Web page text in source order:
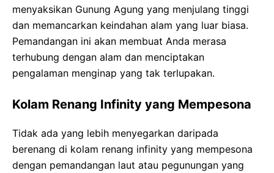
menyaksikan Gunung Agung yang menjulang tinggi
dan memancarkan keindahan alam yang luar biasa.
Pemandangan ini akan membuat Anda merasa
terhubung dengan alam dan menciptakan
pengalaman menginap yang tak terlupakan.
Kolam Renang Infinity yang Mempesona
Tidak ada yang lebih menyegarkan daripada
berenang di kolam renang infinity yang mempesona
dengan pemandangan laut atau pegunungan yang